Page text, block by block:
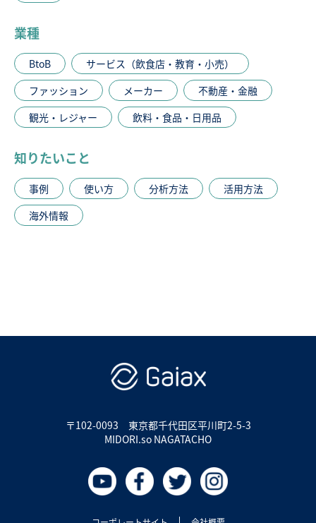
業種
BtoB
サービス（飲食店・教育・小売）
ファッション
メーカー
不動産・金融
観光・レジャー
飲料・食品・日用品
知りたいこと
事例 使い方 分析方法
活用方法
海外情報
〒102-0093 東京都千代田区平川町2-5-3
MIDORI.so NAGATACHO